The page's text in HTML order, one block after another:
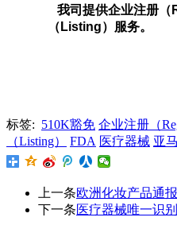
我司提供企业注册（
（ Listing）服务。
标签: 510K豁免 企业注册（
（Listing）
FDA 医疗器械 亚
上一条欧洲化妆产品通
下一条医疗器械唯一识